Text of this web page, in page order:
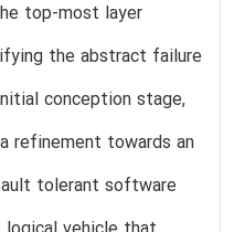
top-most layer
the abstract failure
conception stage,
refinement towards an
tolerant software